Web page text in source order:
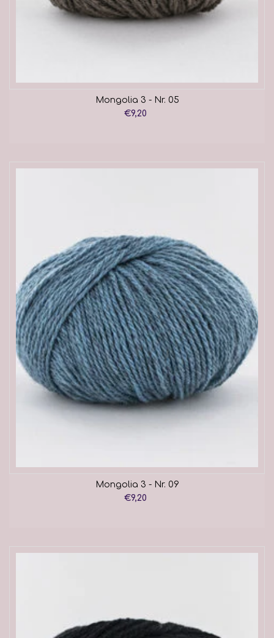
Mongolia 3 - Nr. 05
€9,20
Mongolia 3 - Nr. 09
€9,20